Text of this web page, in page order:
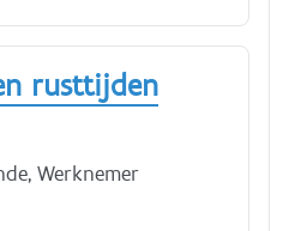
Zo werkt het! -
3
rusttijden
Werknemer